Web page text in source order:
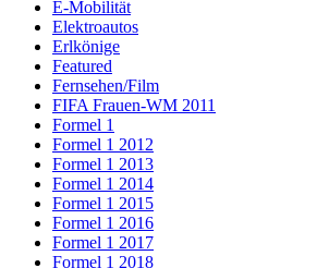
E-Mobilität
Elektroautos
Erlkönige
Featured
Fernsehen/Film
FIFA Frauen-WM 2011
Formel 1
Formel 1 2012
Formel 1 2013
Formel 1 2014
Formel 1 2015
Formel 1 2016
Formel 1 2017
Formel 1 2018